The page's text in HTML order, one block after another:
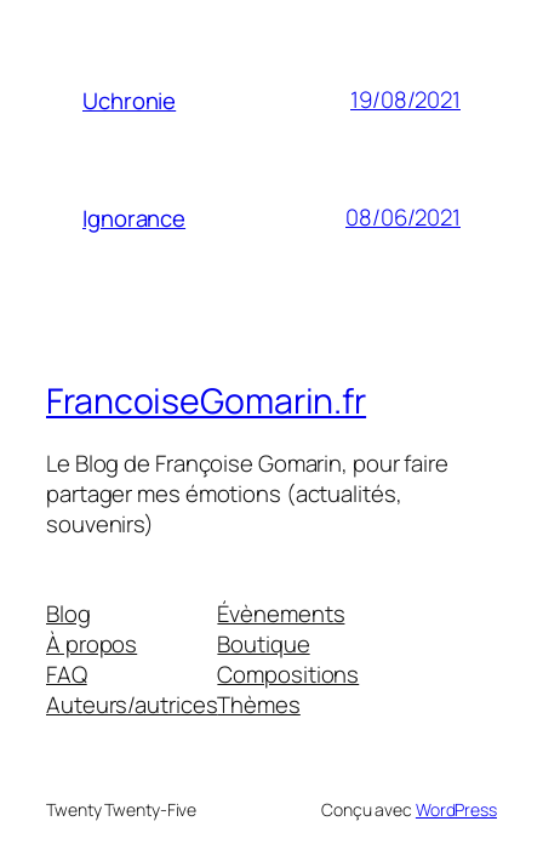
Uchronie 19/08/2021
Ignorance 08/06/2021
FrancoiseGomarin.fr
Le Blog de Françoise Gomarin, pour faire
partager mes émotions (actualités,
souvenirs)
Blog
À propos
FAQ
Auteurs/autrices
Évènements
Boutique
Compositions
Thèmes
Twenty Twenty-Five Conçu avec WordPress